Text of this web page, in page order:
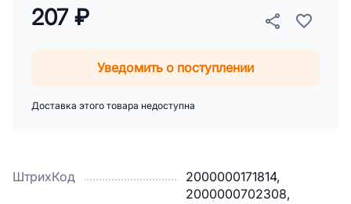
ШтрихКод
2000000171814,
2000000702308,
207 ₽
Уведомить о поступлении
Доставка этого товара недоступна